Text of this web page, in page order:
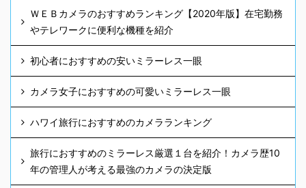
ＷＥＢカメラのおすすめランキング【2020年版】在宅勤務
やテレワークに便利な機種を紹介
初心者におすすめの安いミラーレス一眼
カメラ女子におすすめの可愛いミラーレス一眼
ハワイ旅行におすすめのカメラランキング
旅行におすすめのミラーレス厳選１台を紹介！カメラ歴10
年の管理人が考える最強のカメラの決定版